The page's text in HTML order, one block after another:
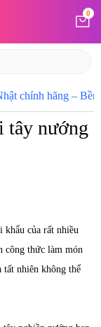
0
chính hãng –
tây nướng
khẩu của rất nhiều
công thức làm món
nhiên không thể